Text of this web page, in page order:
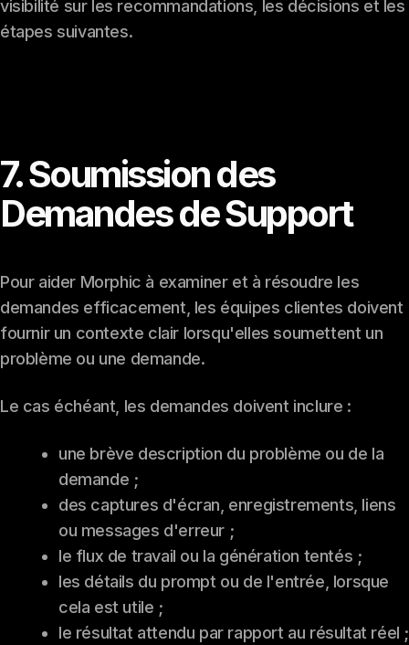
visibilité sur les recommandations, les décisions et les
étapes suivantes.
7. Soumission des
Demandes de Support
Pour aider Morphic à examiner et à résoudre les
demandes efficacement, les équipes clientes doivent
fournir un contexte clair lorsqu'elles soumettent un
problème ou une demande.
Le cas échéant, les demandes doivent inclure :
une brève description du problème ou de la
demande ;
des captures d'écran, enregistrements, liens
ou messages d'erreur ;
le flux de travail ou la génération tentés ;
les détails du prompt ou de l'entrée, lorsque
cela est utile ;
le résultat attendu par rapport au résultat réel ;